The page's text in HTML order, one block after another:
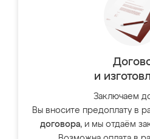
и
Заключаем
Вы вносите предоплату в
договора, и мы отдаём